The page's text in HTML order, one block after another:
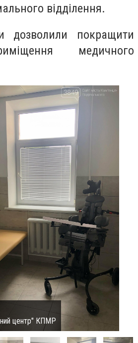
відділення.
дозволили покращити
медичного
центр" КПМР